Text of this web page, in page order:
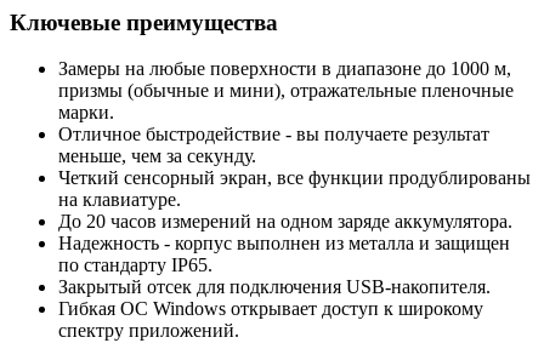
Ключевые преимущества
Замеры на любые поверхности в диапазоне до 1000 м,
призмы (обычные и мини), отражательные пленочные
марки.
Отличное быстродействие - вы получаете результат
меньше, чем за секунду.
Четкий сенсорный экран, все функции продублированы
на клавиатуре.
До 20 часов измерений на одном заряде аккумулятора.
Надежность - корпус выполнен из металла и защищен
по стандарту IP65.
Закрытый отсек для подключения USB-накопителя.
Гибкая ОС Windows открывает доступ к широкому
спектру приложений.